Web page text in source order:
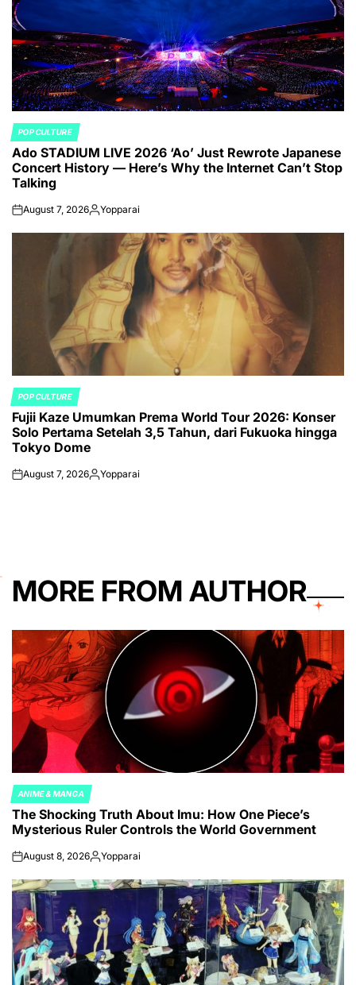
POSTED
IN
POP CULTURE
Ado STADIUM LIVE 2026 ‘Ao’ Just Rewrote Japanese
Concert History — Here’s Why the Internet Can’t Stop
Talking
onAugust 7, 2026Posted
Yopparai
POSTED
IN
POP CULTURE
Fujii Kaze Umumkan Prema World Tour 2026: Konser
Solo Pertama Setelah 3,5 Tahun, dari Fukuoka hingga
Tokyo Dome
onAugust 7, 2026Posted
Yopparai
MORE FROM AUTHOR
POSTED
IN
ANIME & MANGA
The Shocking Truth About Imu: How One Piece’s
Mysterious Ruler Controls the World Government
onAugust 8, 2026Posted
Yopparai